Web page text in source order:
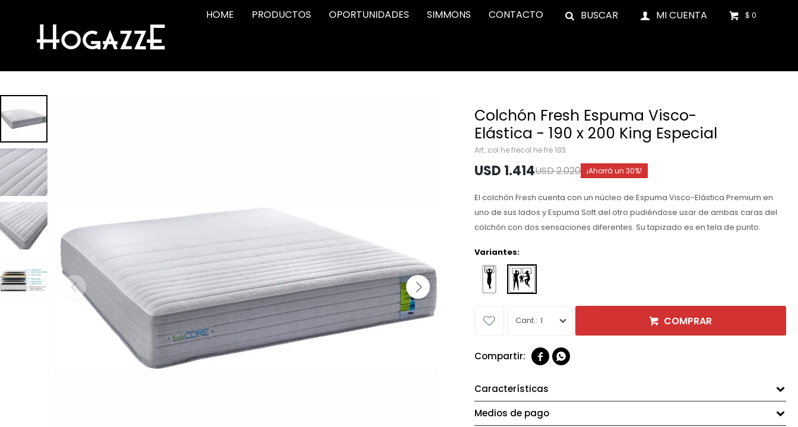
HOME PRODUCTOS OPORTUNIDADES SIMMONS CONTACTO $ 0
Colchón Fresh Espuma Visco-
Elástica - 190 x 200 King Especial
col he frecol he fre 193
USD 1.414USD2.020 30
El colchón Fresh cuenta con un núcleo de Espuma Visco-Elástica Premium en
uno de sus lados y Espuma Soft del otro pudiéndose usar de ambas caras del
colchón con dos sensaciones diferentes. Su tapizado es en tela de punto.
Variantes:
1 COMPRAR
 
Características
Medios de pago